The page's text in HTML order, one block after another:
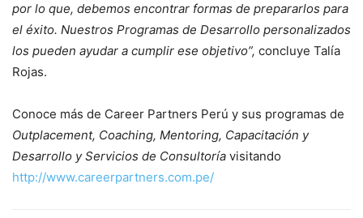
por lo que, debemos encontrar formas de prepararlos para
el éxito. Nuestros Programas de Desarrollo personalizados
los pueden ayudar a cumplir ese objetivo”, concluye Talía
Rojas.
Conoce más de Career Partners Perú y sus programas de
Outplacement, Coaching, Mentoring, Capacitación y
Desarrollo y Servicios de Consultoría visitando
http://www.careerpartners.com.pe/